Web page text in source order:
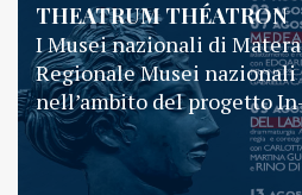
THEATRUM THÉATRON
I Musei nazionali di
Regionale Musei
nell’ambito del progetto